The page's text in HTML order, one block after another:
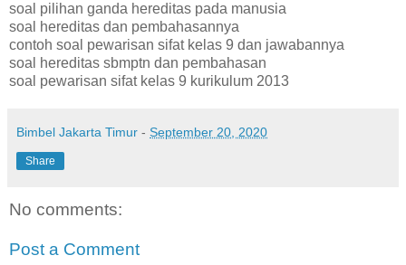
soal pilihan ganda hereditas pada manusia
soal hereditas dan pembahasannya
contoh soal pewarisan sifat kelas 9 dan jawabannya
soal hereditas sbmptn dan pembahasan
soal pewarisan sifat kelas 9 kurikulum 2013
Bimbel Jakarta Timur - September 20, 2020
Share
No comments:
Post a Comment